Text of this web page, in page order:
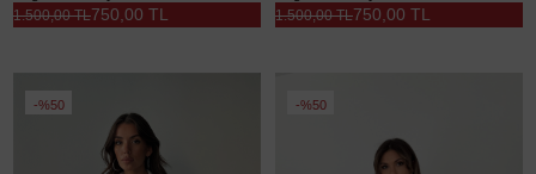
750,00 TL
1.500,00 TL 750,00 TL
1.500,00 TL
%50 %50